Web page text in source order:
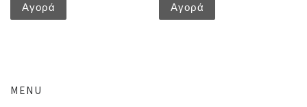
Αγορά Αγορά
MENU